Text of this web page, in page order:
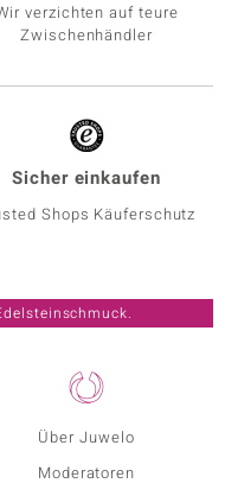
Über Juwelo
Moderatoren
verzichten auf teure
Zwischenhändler
Sicher einkaufen
Shops Käuferschutz